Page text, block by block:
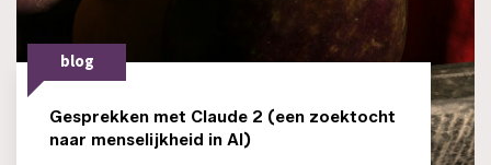
blog
Gesprekken met Claude 2 (een zoektocht
naar menselijkheid in AI)